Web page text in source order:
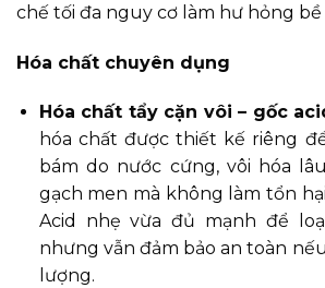
chế tối đa nguy cơ làm hư hỏng bề
Hóa chất chuyên dụng
Hóa chất tẩy cặn vôi – gốc
hóa chất được thiết kế riêng
bám do nước cứng, vôi hóa
gạch men mà không làm tổn
Acid nhẹ vừa đủ mạnh để
nhưng vẫn đảm bảo an toàn
lượng.